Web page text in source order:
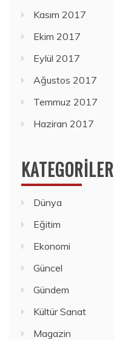
Kasım 2017
Ekim 2017
Eylül 2017
Ağustos 2017
Temmuz 2017
Haziran 2017
KATEGORILER
Dünya
Eğitim
Ekonomi
Güncel
Gündem
Kültür Sanat
Magazin